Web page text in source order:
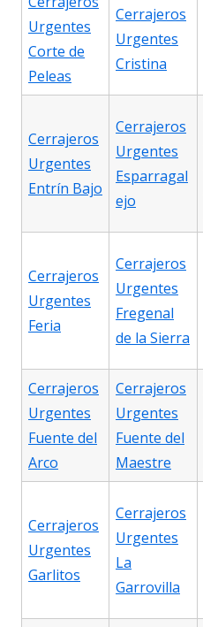
Urgentes
Corte de
Peleas
Cerrajeros
Urgentes
Cristina
Cerrajeros
Urgentes
Entrín Bajo
Cerrajeros
Urgentes
Esparragal
ejo
Cerrajeros
Urgentes
Feria
Cerrajeros
Urgentes
Fregenal
de la Sierra
Cerrajeros
Urgentes
Fuente del
Arco
Cerrajeros
Urgentes
Fuente del
Maestre
Cerrajeros
Urgentes
Garlitos
Cerrajeros
Urgentes
La
Garrovilla